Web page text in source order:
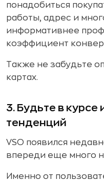
понадобиться
работы, адрес и
информативнее
коэффициент
Также не забудьте
картах.
3. Будьте в
тенденций
VSO появился
впереди еще много
Именно от